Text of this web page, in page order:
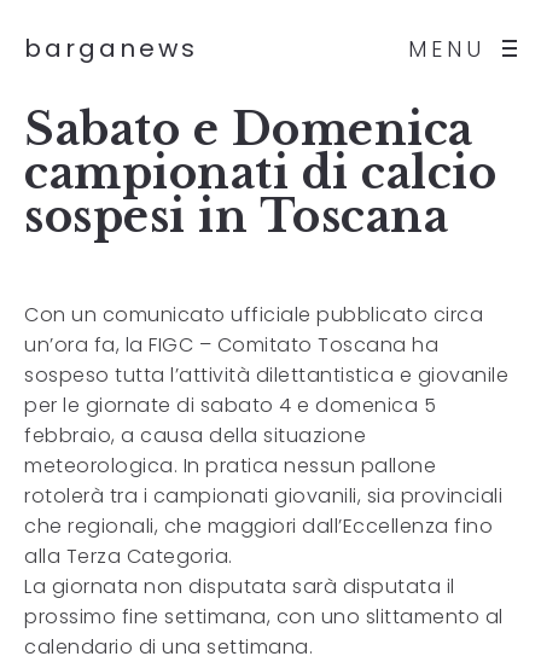
MENU
barganews
Sabato e Domenica
campionati di calcio
sospesi in Toscana
Con un comunicato ufficiale pubblicato circa
un’ora fa, la FIGC – Comitato Toscana ha
sospeso tutta l’attività dilettantistica e giovanile
per le giornate di sabato 4 e domenica 5
febbraio, a causa della situazione
meteorologica. In pratica nessun pallone
rotolerà tra i campionati giovanili, sia provinciali
che regionali, che maggiori dall’Eccellenza fino
alla Terza Categoria.
La giornata non disputata sarà disputata il
prossimo fine settimana, con uno slittamento al
calendario di una settimana.